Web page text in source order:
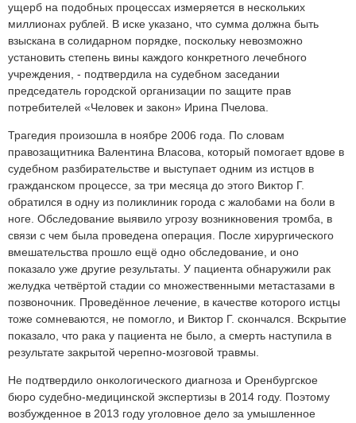
ущерб на подобных процессах измеряется в нескольких
миллионах рублей. В иске указано, что сумма должна быть
взыскана в солидарном порядке, поскольку невозможно
установить степень вины каждого конкретного лечебного
учреждения, - подтвердила на судебном заседании
председатель городской организации по защите прав
потребителей «Человек и закон» Ирина Пчелова.
Трагедия произошла в ноябре 2006 года. По словам
правозащитника Валентина Власова, который помогает вдове в
судебном разбирательстве и выступает одним из истцов в
гражданском процессе, за три месяца до этого Виктор Г.
обратился в одну из поликлиник города с жалобами на боли в
ноге. Обследование выявило угрозу возникновения тромба, в
связи с чем была проведена операция. После хирургического
вмешательства прошло ещё одно обследование, и оно
показало уже другие результаты. У пациента обнаружили рак
желудка четвёртой стадии со множественными метастазами в
позвоночник. Проведённое лечение, в качестве которого истцы
тоже сомневаются, не помогло, и Виктор Г. скончался. Вскрытие
показало, что рака у пациента не было, а смерть наступила в
результате закрытой черепно-мозговой травмы.
Не подтвердило онкологического диагноза и Оренбургское
бюро судебно-медицинской экспертизы в 2014 году. Поэтому
возбужденное в 2013 году уголовное дело за умышленное